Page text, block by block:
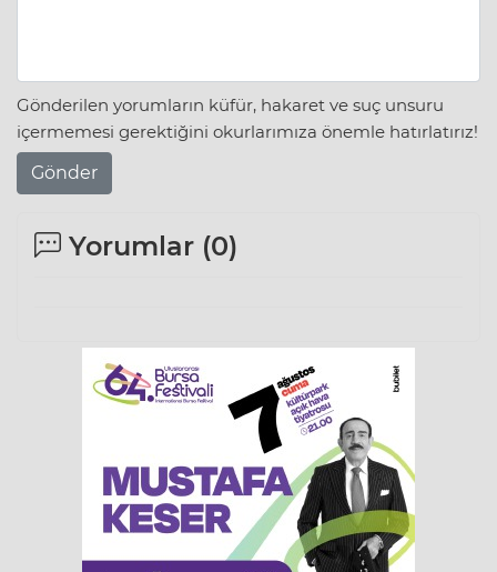
Gönderilen yorumların küfür, hakaret ve suç unsuru
içermemesi gerektiğini okurlarımıza önemle hatırlatırız!
Gönder
Yorumlar (0)